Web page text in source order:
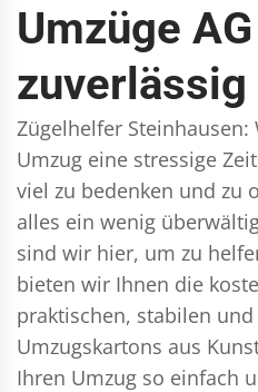
Umzüge AG
Zügelhelfer Steinhausen:
Umzug eine stressige
viel zu bedenken und zu
alles ein wenig
sind wir hier, um zu
bieten wir Ihnen die
praktischen, stabilen
Umzugskartons aus
Ihren Umzug so einfach